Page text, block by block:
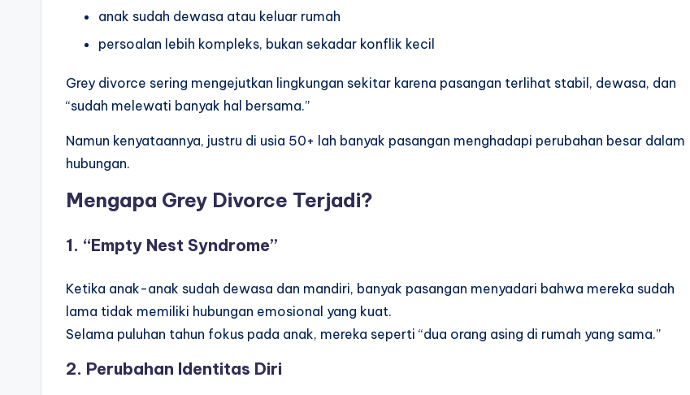
anak sudah dewasa atau keluar rumah
persoalan lebih kompleks, bukan sekadar konflik kecil
Grey divorce sering mengejutkan lingkungan sekitar karena pasangan terlihat stabil, dewasa, dan
“sudah melewati banyak hal bersama.”
Namun kenyataannya, justru di usia 50+ lah banyak pasangan menghadapi perubahan besar dalam
hubungan.
Mengapa Grey Divorce Terjadi?
1. “Empty Nest Syndrome”
Ketika anak-anak sudah dewasa dan mandiri, banyak pasangan menyadari bahwa mereka sudah
lama tidak memiliki hubungan emosional yang kuat.
Selama puluhan tahun fokus pada anak, mereka seperti “dua orang asing di rumah yang sama.”
2. Perubahan Identitas Diri